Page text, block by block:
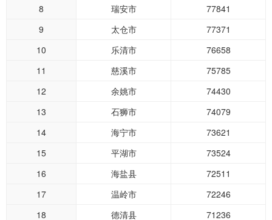
8
瑞安市
77841
9
太仓市
77371
10
乐清市
76658
11
慈溪市
75785
12
余姚市
74430
13
石狮市
74079
14
海宁市
73621
15
平湖市
73524
16
海盐县
72511
17
温岭市
72246
18
德清县
71236